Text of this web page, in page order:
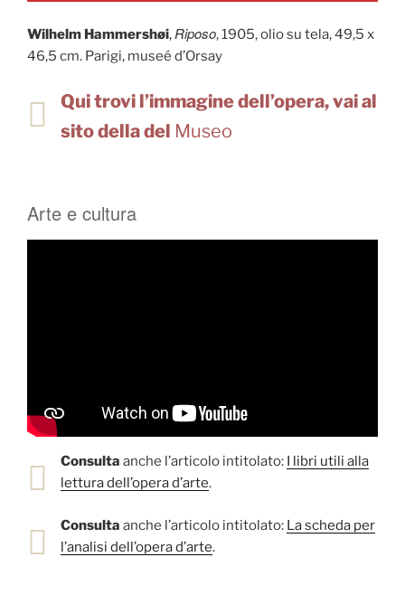
Wilhelm Hammershøi, Riposo, 1905, olio su tela, 49,5 x
46,5 cm. Parigi, museé d’Orsay
Qui trovi l’immagine dell’opera, vai al
sito della del Museo
Arte e cultura
Consulta anche l’articolo intitolato:
I libri utili alla
lettura dell’opera d’arte.
Consulta anche l’articolo intitolato: La scheda per
l’analisi dell’opera d’arte.